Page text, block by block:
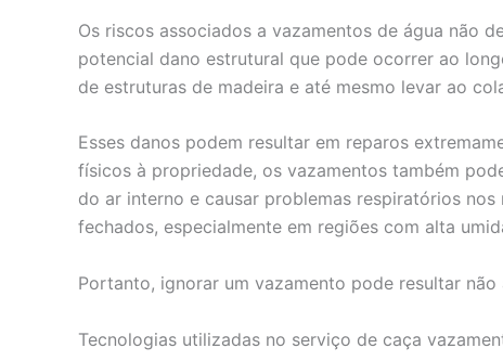
Os riscos associados a vazamentos de água não
potencial dano estrutural que pode ocorrer ao
de estruturas de madeira e até mesmo levar ao
Esses danos podem resultar em reparos
físicos à propriedade, os vazamentos também
do ar interno e causar problemas respiratórios
fechados, especialmente em regiões com alta
Portanto, ignorar um vazamento pode resultar
Tecnologias utilizadas no serviço de caça